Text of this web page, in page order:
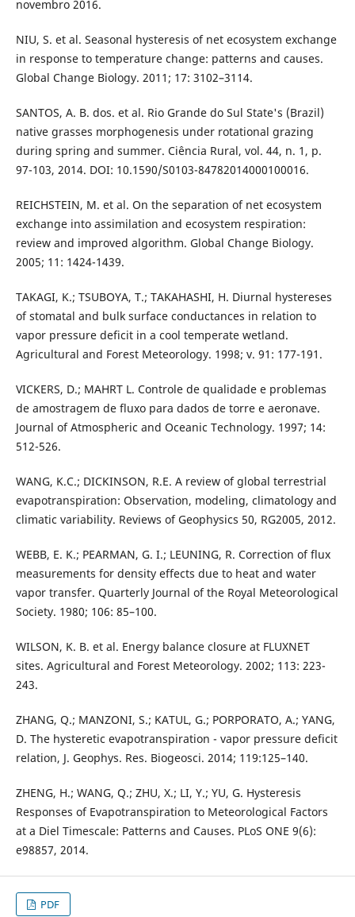
novembro 2016.
NIU, S. et al. Seasonal hysteresis of net ecosystem exchange
in response to temperature change: patterns and causes.
Global Change Biology. 2011; 17: 3102–3114.
SANTOS, A. B. dos. et al. Rio Grande do Sul State's (Brazil)
native grasses morphogenesis under rotational grazing
during spring and summer. Ciência Rural, vol. 44, n. 1, p.
97-103, 2014. DOI: 10.1590/S0103-84782014000100016.
REICHSTEIN, M. et al. On the separation of net ecosystem
exchange into assimilation and ecosystem respiration:
review and improved algorithm. Global Change Biology.
2005; 11: 1424-1439.
TAKAGI, K.; TSUBOYA, T.; TAKAHASHI, H. Diurnal hystereses
of stomatal and bulk surface conductances in relation to
vapor pressure deficit in a cool temperate wetland.
Agricultural and Forest Meteorology. 1998; v. 91: 177-191.
VICKERS, D.; MAHRT L. Controle de qualidade e problemas
de amostragem de fluxo para dados de torre e aeronave.
Journal of Atmospheric and Oceanic Technology. 1997; 14:
512-526.
WANG, K.C.; DICKINSON, R.E. A review of global terrestrial
evapotranspiration: Observation, modeling, climatology and
climatic variability. Reviews of Geophysics 50, RG2005, 2012.
WEBB, E. K.; PEARMAN, G. I.; LEUNING, R. Correction of flux
measurements for density effects due to heat and water
vapor transfer. Quarterly Journal of the Royal Meteorological
Society. 1980; 106: 85–100.
WILSON, K. B. et al. Energy balance closure at FLUXNET
sites. Agricultural and Forest Meteorology. 2002; 113: 223-
243.
ZHANG, Q.; MANZONI, S.; KATUL, G.; PORPORATO, A.; YANG,
D. The hysteretic evapotranspiration - vapor pressure deficit
relation, J. Geophys. Res. Biogeosci. 2014; 119:125–140.
ZHENG, H.; WANG, Q.; ZHU, X.; LI, Y.; YU, G. Hysteresis
Responses of Evapotranspiration to Meteorological Factors
at a Diel Timescale: Patterns and Causes. PLoS ONE 9(6):
e98857, 2014.
PDF